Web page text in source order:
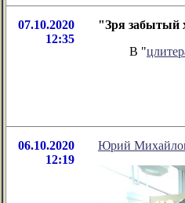
07.10.2020
12:35
"Зря забытый
В "
06.10.2020
12:19
Юрий